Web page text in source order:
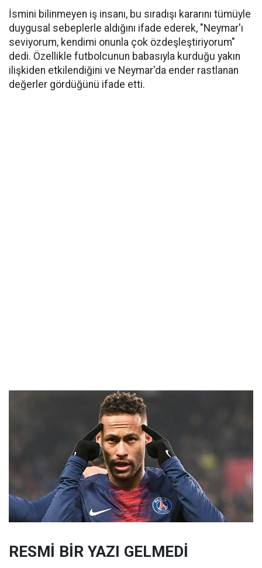
İsmini bilinmeyen iş insanı, bu sıradışı kararını tümüyle
duygusal sebeplerle aldığını ifade ederek, "Neymar'ı
seviyorum, kendimi onunla çok özdeşleştiriyorum"
dedi. Özellikle futbolcunun babasıyla kurduğu yakın
ilişkiden etkilendiğini ve Neymar'da ender rastlanan
değerler gördüğünü ifade etti.
RESMİ BİR YAZI GELMEDİ